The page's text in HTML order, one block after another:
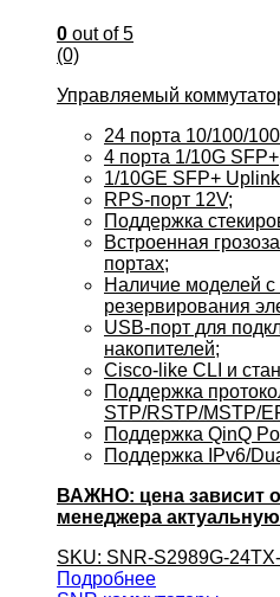
0 out of 5
(0)
Управляемый
24 порта 10/100/
4 порта 1/10G
1/10GE SFP+
RPS-порт 12V;
Поддержка
Встроенная
портах;
Наличие моделей
резервирования
USB-порт для
накопителей;
Cisco-like CLI и
Поддержка
STP/RSTP/MSTP/
Поддержка QinQ
Поддержка IPv6/
ВАЖНО: цена зависит
менеджера
SKU: SNR-S2989G-
Подробнее